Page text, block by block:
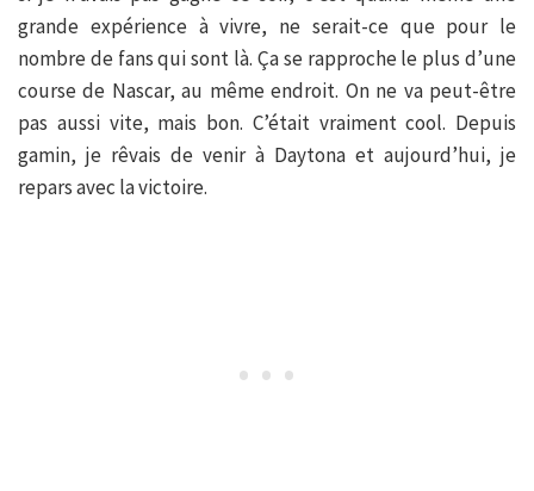
grande expérience à vivre, ne serait-ce que pour le
nombre de fans qui sont là. Ça se rapproche le plus d’une
course de Nascar, au même endroit. On ne va peut-être
pas aussi vite, mais bon. C’était vraiment cool. Depuis
gamin, je rêvais de venir à Daytona et aujourd’hui, je
repars avec la victoire.